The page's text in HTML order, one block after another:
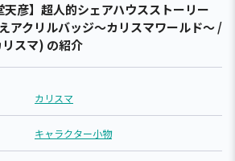
天彦】超人的シェアハウスストーリー
アクリルバッジ～カリスマワールド～ /
スマ) の紹介
カリスマ
キャラクター小物